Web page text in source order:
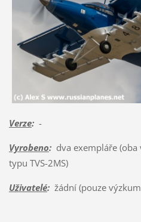
Verze:-
Vyrobeno:dva exempláře (oba
typu TVS-2MS)
Uživatelé:žádní (pouze